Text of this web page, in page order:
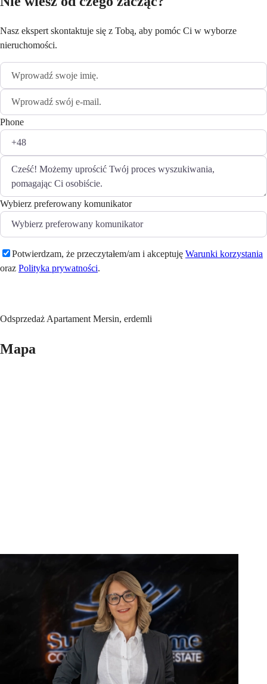
Nasz ekspert skontaktuje się z Tobą, aby pomóc Ci w wyborze
nieruchomości.
Phone
Wybierz preferowany komunikator
Potwierdzam, że przeczytałem/am i akceptuję Warunki korzystania
oraz Polityka prywatności.
Odsprzedaż Apartament Mersin, erdemli
Mapa